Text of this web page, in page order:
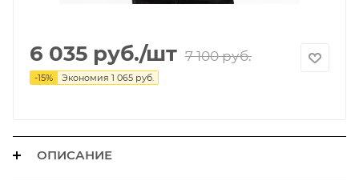
6 035 руб./шт 7 100руб.
-15% Экономия 1 065 руб.
ОПИСАНИЕ